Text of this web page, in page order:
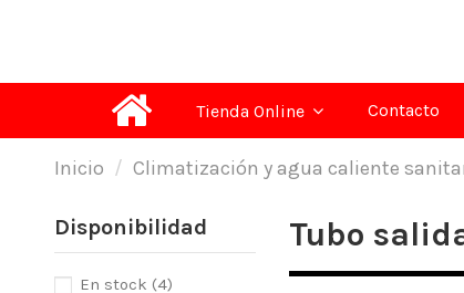
Tienda Online Contacto
Inicio Climatización y agua caliente
Tubo
Disponibilidad
En stock (4)